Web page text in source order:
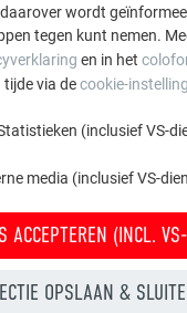
er niet alleen goed
wordt
tegen kunt nemen.
en in het
via decookie-
(inclusief VS-
media (inclusief VS-
ACCEPTEREN (INCL.
OPSLAAN &